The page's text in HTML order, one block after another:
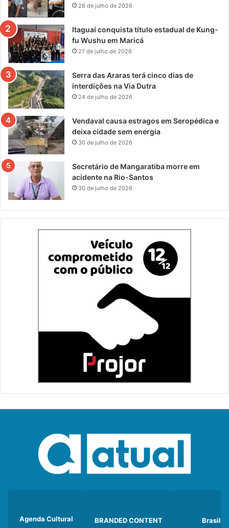
28 de julho de 2026
Itaguaí conquista título estadual de Kung-
fu Wushu em Maricá
27 de julho de 2026
Serra das Araras terá cinco dias de
interdições na Via Dutra
24 de julho de 2026
Vendaval causa estragos em Seropédica e
deixa cidade sem energia
30 de julho de 2026
Secretário de Mangaratiba morre em
acidente na Rio-Santos
30 de julho de 2026
Agenda Cultural BRANDED CONTENT Brasil